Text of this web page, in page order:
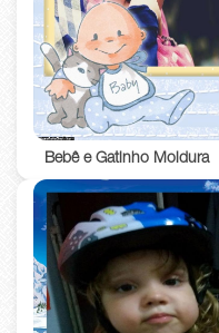
Bebê e Gatinho Moldura